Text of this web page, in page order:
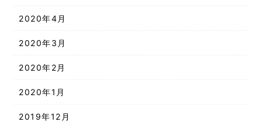
2020年4月
2020年3月
2020年2月
2020年1月
2019年12月